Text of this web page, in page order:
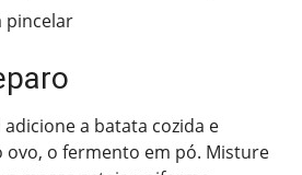
pincelar
a batata cozida e
ovo, o fermento em pó. Misture